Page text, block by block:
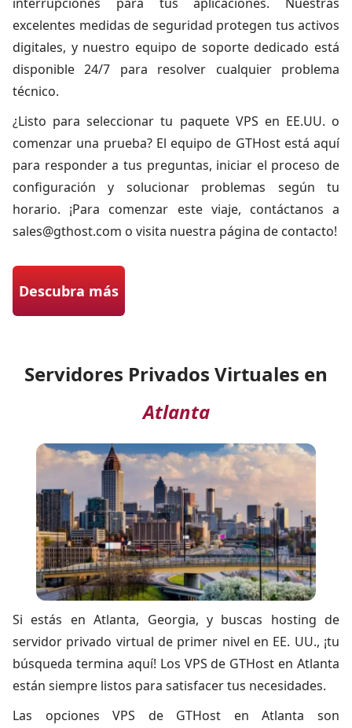
excelentes medidas de seguridad protegen tus activos
digitales, y nuestro equipo de soporte dedicado está
disponible 24/7 para resolver cualquier problema
técnico.
¿Listo para seleccionar tu paquete VPS en EE.UU. o
comenzar una prueba? El equipo de GTHost está aquí
para responder a tus preguntas, iniciar el proceso de
configuración y solucionar problemas según tu
horario. ¡Para comenzar este viaje, contáctanos a
sales@gthost.com o visita nuestra página de contacto!
Descubra más
Servidores Privados Virtuales en
Atlanta
Si estás en Atlanta, Georgia, y buscas hosting de
servidor privado virtual de primer nivel en EE. UU., ¡tu
búsqueda termina aquí! Los VPS de GTHost en Atlanta
están siempre listos para satisfacer tus necesidades.
Las opciones VPS de GTHost en Atlanta son